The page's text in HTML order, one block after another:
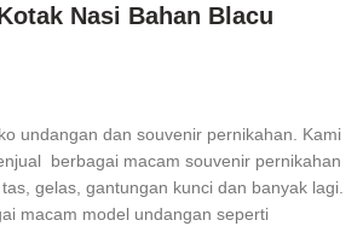
Nasi Bahan Blacu
undangan dan souvenir pernikahan. Kami
berbagai macam souvenir pernikahan
gelas, gantungan kunci dan banyak lagi.
macam model undangan seperti